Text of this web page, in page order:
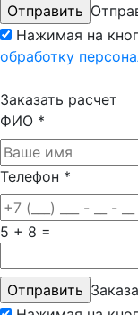
Нажимая на
обработку
Заказать расчет
ФИО *
Телефон *
5 + 8 =